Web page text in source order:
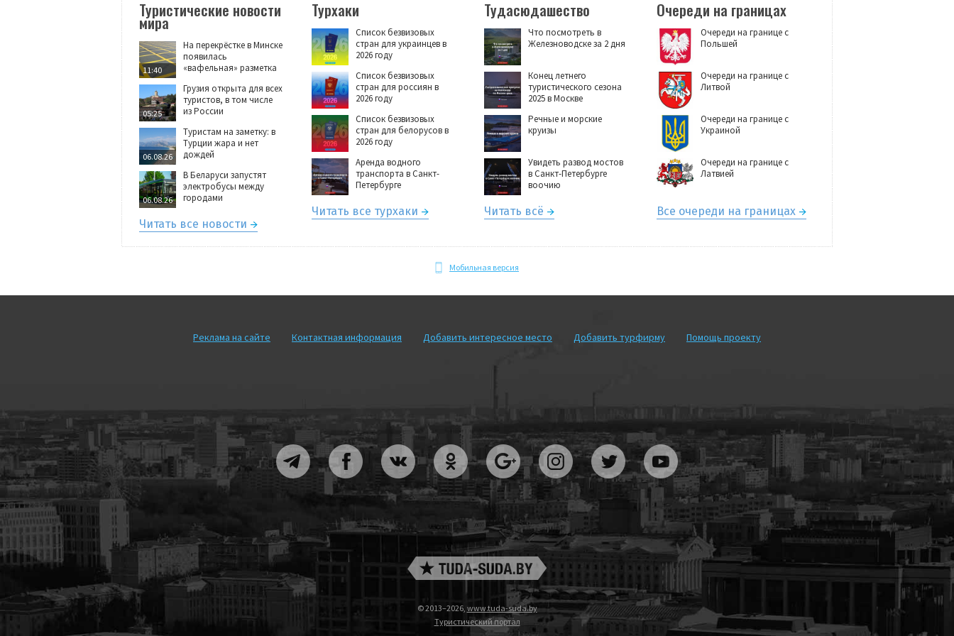
Туристические новости
мира
11:40
На перекрёстке в Минске
появилась
«вафельная» разметка
05:25
Грузия открыта для всех
туристов, в том числе
из России
06.08.26
Туристам на заметку: в
Турции жара и нет
дождей
06.08.26
В Беларуси запустят
электробусы между
городами
Читать все новости
Турхаки
Список безвизовых
стран для украинцев в
2026 году
Список безвизовых
стран для россиян в
2026 году
Список безвизовых
стран для белорусов в
2026 году
Аренда водного
транспорта в Санкт-
Петербурге
Читать все турхаки
Тудасюдашество
Что посмотреть в
Железноводске за 2 дня
Конец летнего
туристического сезона
2025 в Москве
Речные и морские
круизы
Увидеть развод мостов
в Санкт-Петербурге
воочию
Читать всё
Очереди на границах
Очереди на границе с
Польшей
Очереди на границе с
Литвой
Очереди на границе с
Украиной
Очереди на границе с
Латвией
Все очереди на границах
Мобильная версия
Реклама на сайте Контактная информация Добавить интересное место Добавить турфирму Помощь проекту
© 2013–2026, www.tuda-suda.by
Туристический портал